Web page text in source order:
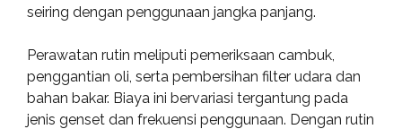
seiring dengan penggunaan jangka panjang.
Perawatan rutin meliputi pemeriksaan cambuk,
penggantian oli, serta pembersihan filter udara dan
bahan bakar. Biaya ini bervariasi tergantung pada
jenis genset dan frekuensi penggunaan. Dengan rutin